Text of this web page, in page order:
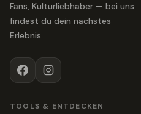
Fans, Kulturliebhaber — bei uns
findest du dein nächstes
Erlebnis.
TOOLS & ENTDECKEN